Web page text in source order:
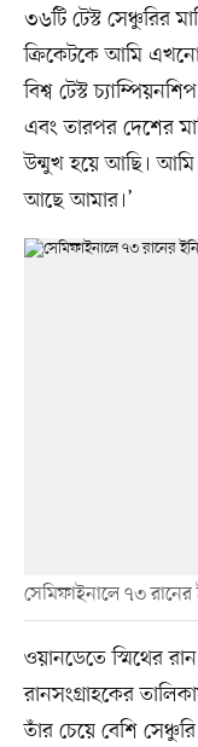
৩৬টি টেস্ট সেঞ্চুরির
ক্রিকেটকে আমি
বিশ্ব টেস্ট
এবং তারপর দেশের
উন্মুখ হয়ে আছি।
আছে আমার।’
সেমিফাইনালে ৭৩
ওয়ানডেতে স্মিথের
রানসংগ্রাহকের
তাঁর চেয়ে বেশি